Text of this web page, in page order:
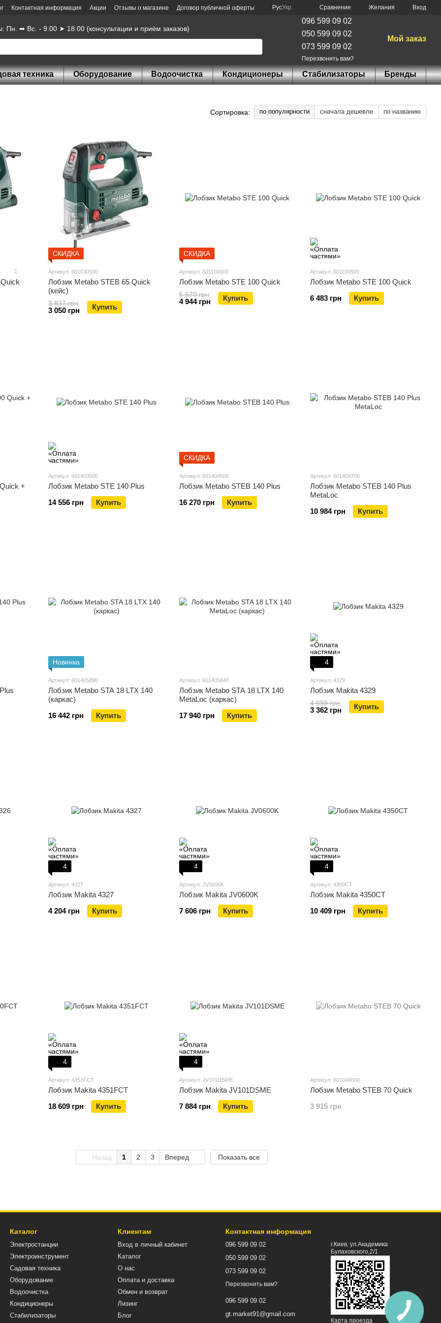
Контактная информация Акции Отзывы о магазине Договор публичной оферты РусУкр Сравнение Желания Вход
Пн. ➦ Вс. - 9.00 ➤ 18.00 (консультации и приём заказов)
096 599 09 02
050 599 09 02
073 599 09 02
Перезвонить вам?
Мой заказ
техника Оборудование Водоочистка Кондиционеры Стабилизаторы Бренды
Сортировка: по популярности сначала дешевле по названию
1
СКИДКА
Артикул: 601030500
Лобзик Metabo STEB 65 Quick
(кейс)
3 837 грн
3 050 грн Купить
СКИДКА
Артикул: 601100000
Лобзик Metabo STE 100 Quick
5 570 грн
4 944 грн Купить
Артикул: 601100500
Лобзик Metabo STE 100 Quick
6 483 грн
Купить
+
Артикул: 601403500
Лобзик Metabo STE 140 Plus
14 556 грн
Купить
СКИДКА
Артикул: 601404500
Лобзик Metabo STEB 140 Plus
16 270 грн
Купить
Артикул: 601404700
Лобзик Metabo STEB 140 Plus
MetaLoc
10 984 грн
Купить
Новинка
Артикул: 601405890
Лобзик Metabo STA 18 LTX 140
(каркас)
16 442 грн
Купить
Артикул: 601405840
Лобзик Metabo STA 18 LTX 140
MetaLoc (каркас)
17 940 грн
Купить
4
Артикул: 4329
Лобзик Makita 4329
4 699 грн
3 362 грн Купить
4
Артикул: 4327
Лобзик Makita 4327
4 204 грн
Купить
4
Артикул: JV0600K
Лобзик Makita JV0600K
7 606 грн
Купить
4
Артикул: 4350CT
Лобзик Makita 4350CT
10 409 грн
Купить
4
Артикул: 4351FCT
Лобзик Makita 4351FCT
18 609 грн
Купить
4
Артикул: JV101DSME
Лобзик Makita JV101DSME
7 884 грн
Купить
Артикул: 601040000
Лобзик Metabo STEB 70 Quick
3 915 грн
Назад 1 2 3 Вперед Показать все
Каталог
Электростанции
Электроинструмент
Садовая техника
Оборудование
Водоочистка
Кондиционеры
Стабилизаторы
Клиентам
Вход в личный кабинет
Каталог
О нас
Оплата и доставка
Обмен и возврат
Лизинг
Блог
Контактная информация
096 599 09 02
050 599 09 02
073 599 09 02
Перезвонить вам?
096 599 09 02
gt.market91@gmail.com
г.Киев, ул.Академика
Булаховского,2/1
Карта проезда